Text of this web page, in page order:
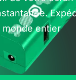
monde entier